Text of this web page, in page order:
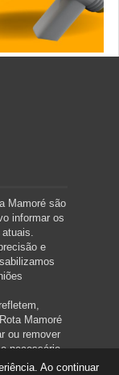
Mamoré são
informar os
e
Mamoré
ou remover
necessário.
Ao continuar